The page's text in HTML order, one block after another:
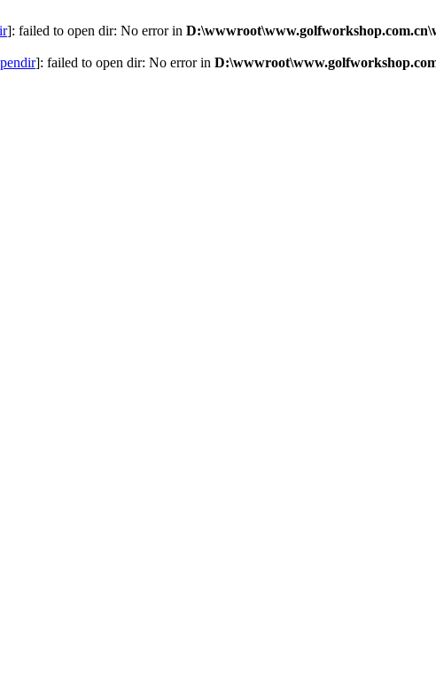
]: failed to open dir: No error in
]: failed to open dir: No error in